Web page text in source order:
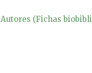
Autores (Fichas